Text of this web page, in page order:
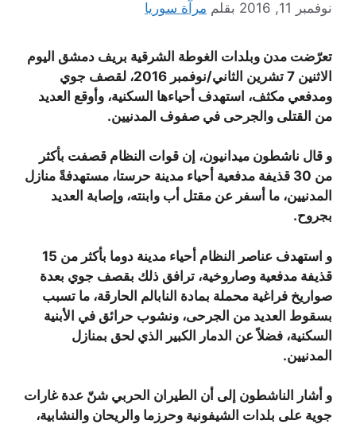
نوفمبر 11, 2016 بقلم مرآة سوريا
تعرّضت مدن وبلدات الغوطة الشرقية بريف دمشق اليوم
الاثنين 7 تشرين الثاني/نوفمبر 2016، لقصف جوي
ومدفعي مكثف، استهدف أحياءها السكنية، وأوقع العديد
من القتلى والجرحى في صفوف المدنيين.
و قال ناشطون ميدانيون، إن قوات النظام قصفت بأكثر
من 30 قذيفة مدفعية أحياء مدينة حرستا، مستهدفةً منازل
المدنيين، ما أسفر عن مقتل أب وابنته، وإصابة العديد
بجروح.
و استهدف عناصر النظام أحياء مدينة دوما بأكثر من 15
قذيفة مدفعية وصاروخية، ترافق ذلك بقصف جوي بعدة
صواريخ فراغية محملة بمادة النابالم الحارقة، ما تسبب
بسقوط العديد من الجرحى، ونشوب حرائق في الأبنية
السكنية، فضلاً عن الدمار الكبير الذي لحق بمنازل
المدنيين.
و أشار الناشطون إلى أن الطيران الحربي شنّ عدة غارات
جوية على بلدات الشيفونية وحرزما والريحان والنشابية،